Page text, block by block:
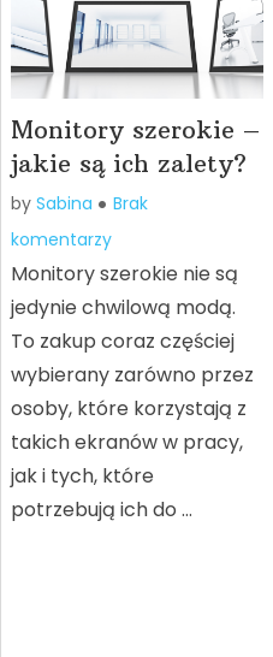
Monitory szerokie –
jakie są ich zalety?
by Sabina
Brak
komentarzy
Monitory szerokie nie są
jedynie chwilową modą.
To zakup coraz częściej
wybierany zarówno przez
osoby, które korzystają z
takich ekranów w pracy,
jak i tych, które
potrzebują ich do …